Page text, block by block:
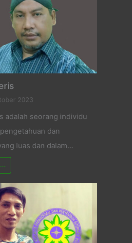
2023
adalah seorang individu
dan
luas dan dalam…